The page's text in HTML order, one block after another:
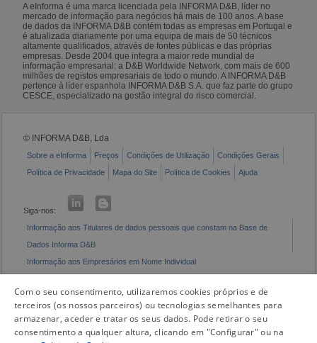
A eInforma é uma marca licenciada pela INFORMA D&B, líder no
mercado de informação para negócios há mais de 100 anos. A base
de dados da INFORMA D&B contém todas as empresas em Portugal e
é atualizada diariamente por uma equipa de mais de 50 técnicos
altamente qualificados, através de fontes públicas e das próprias
empresas. Desde 2004 que integra a maior rede mundial de
informação empresarial: a D&B Worldwide Network, com mais de 600
milhões de registos empresariais de todo o mundo. A INFORMA D&B
pertence à líder espanhola INFORMA D&B S.A. que faz parte do grupo
CESCE, especializado na gestão integral do risco comercial.
© INFORMA D&B, Lda
Sobre a eInforma Preços Condições de Utilização
Condições Gerais
Política de Privacidade
Mapa do Site Política de Cookies Ajuda
Siga-nos:
Informação aos Titulares de dados pessoais que constam na Base de
Dados Informa D&B
Informação aos Empresários em Nome Individual
Com o seu consentimento, utilizaremos cookies próprios e de
terceiros (os nossos parceiros) ou tecnologias semelhantes para
armazenar, aceder e tratar os seus dados. Pode retirar o seu
consentimento a qualquer altura, clicando em "Configurar" ou na